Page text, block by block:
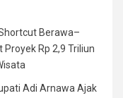
Berawa–
Rp 2,9 Triliun
Adi Arnawa Ajak